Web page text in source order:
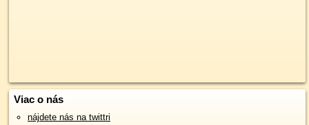
Viac o nás
nájdete nás na twittri